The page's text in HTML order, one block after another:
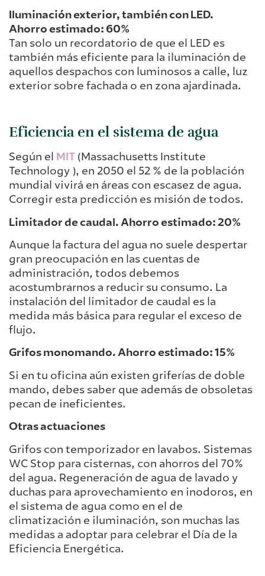
Iluminación exterior, también con LED.
Ahorro estimado: 60%
Tan solo un recordatorio de que el LED es
también más eficiente para la iluminación de
aquellos despachos con luminosos a calle, luz
exterior sobre fachada o en zona ajardinada.
Eficiencia en el sistema de agua
Según el MIT (Massachusetts Institute
Technology ), en 2050 el 52 % de la población
mundial vivirá en áreas con escasez de agua.
Corregir esta predicción es misión de todos.
Limitador de caudal. Ahorro estimado: 20%
Aunque la factura del agua no suele despertar
gran preocupación en las cuentas de
administración, todos debemos
acostumbrarnos a reducir su consumo. La
instalación del limitador de caudal es la
medida más básica para regular el exceso de
flujo.
Grifos monomando. Ahorro estimado: 15%
Si en tu oficina aún existen griferías de doble
mando, debes saber que además de obsoletas
pecan de ineficientes.
Otras actuaciones
Grifos con temporizador en lavabos. Sistemas
WC Stop para cisternas, con ahorros del 70%
del agua. Regeneración de agua de lavado y
duchas para aprovechamiento en inodoros, en
el sistema de agua como en el de
climatización e iluminación, son muchas las
medidas a adoptar para celebrar el Día de la
Eficiencia Energética.